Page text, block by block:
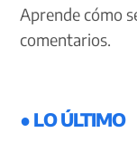
Aprende cómo
comentarios.
● LO ÚLTIMO